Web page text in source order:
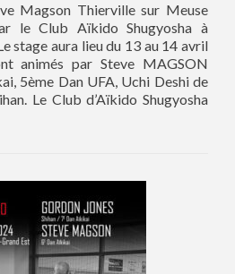
Magson Thierville sur Meuse
le Club Aïkido Shugyosha à
stage aura lieu du 13 au 14 avril
animés par Steve MAGSON
5ème Dan UFA, Uchi Deshi de
Le Club d’Aïkido Shugyosha